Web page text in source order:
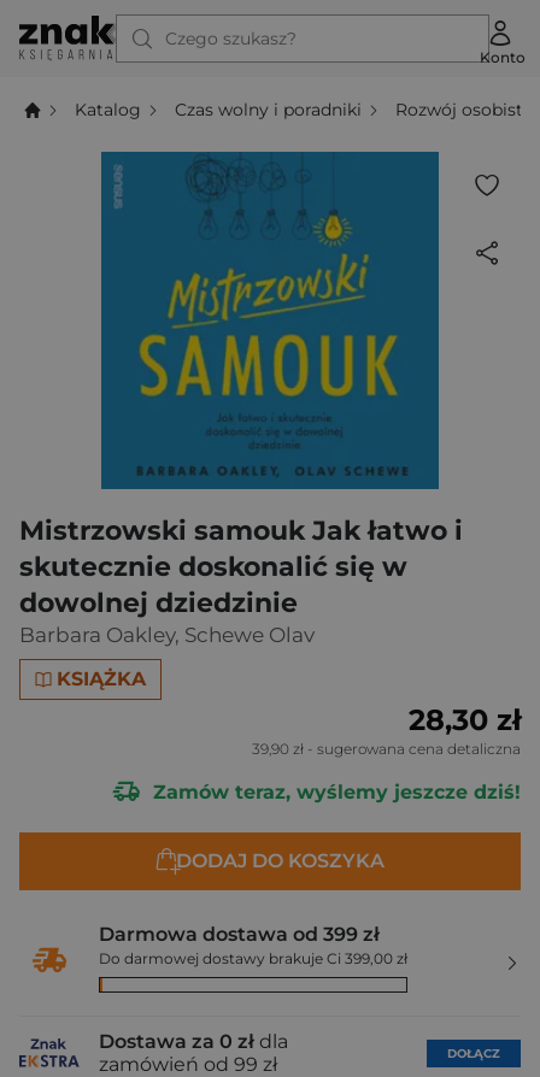
Czego szukasz?
Konto
Katalog Czas wolny i poradniki Rozwój osobisty
Mistrzowski samouk Jak łatwo i
skutecznie doskonalić się w
dowolnej dziedzinie
Barbara Oakley, Schewe Olav
KSIĄŻKA
28,30 zł
39,90 zł - sugerowana cena detaliczna
Zamów teraz, wyślemy jeszcze dziś!
DODAJ DO KOSZYKA
Darmowa dostawa od 399 zł
Do darmowej dostawy brakuje Ci 399,00 zł
Dostawa za 0 zł dla
zamówień od 99 zł
DOŁĄCZ